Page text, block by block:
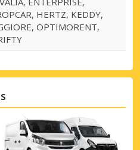
HERTZ, KEDDY,
OPTIMORENT,